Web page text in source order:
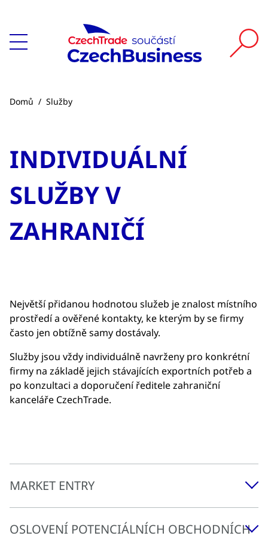
Domů / Služby
INDIVIDUÁLNÍ
SLUŽBY V
ZAHRANIČÍ
Největší přidanou hodnotou služeb je znalost místního
prostředí a ověřené kontakty, ke kterým by se firmy
často jen obtížně samy dostávaly.
Služby jsou vždy individuálně navrženy pro konkrétní
firmy na základě jejich stávajících exportních potřeb a
po konzultaci a doporučení ředitele zahraniční
kanceláře CzechTrade.
MARKET ENTRY
ZAČÍNÁTE S NÁMI SPOLUPRACOVAT NEBO
OSLOVENÍ POTENCIÁLNÍCH OBCHODNÍCH